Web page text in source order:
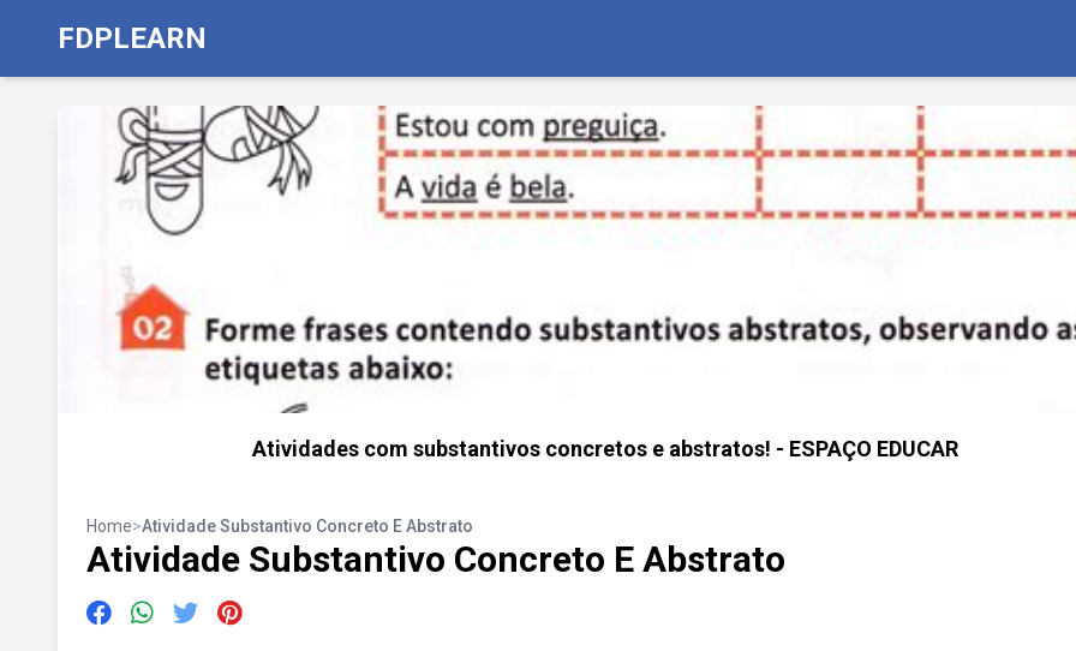
FDPLEARN
Atividades com substantivos concretos e abstratos! - ESPAÇO EDUCAR
Home>Atividade Substantivo Concreto E Abstrato
Atividade Substantivo Concreto E Abstrato